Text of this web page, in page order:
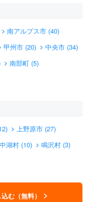
南アルプス市 (40)
甲州市 (20)
中央市 (34)
南部町 (5)
上野原市 (27)
湖村 (10)
鳴沢村 (3)
む（無料）